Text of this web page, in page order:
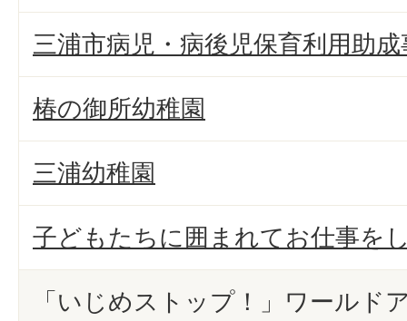
三浦市病児・病後児保育利用助
椿の御所幼稚園
三浦幼稚園
子どもたちに囲まれてお仕事を
「いじめストップ！」ワールド